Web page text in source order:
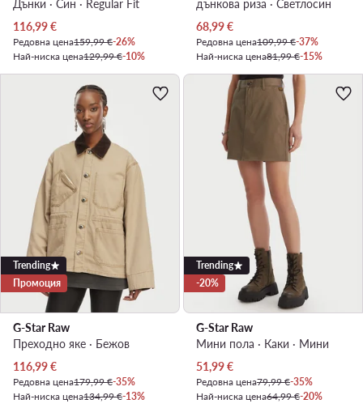
Дънки · Син · Regular Fit
Актуална цена
116,99€
Редовна цена159,99 €-26%
Най-ниска цена129,99 €-10%
дънкова риза · Светлосин
Актуална цена
68,99€
Редовна цена109,99 €-37%
Най-ниска цена81,99 €-15%
Trending
Промоция
G-Star Raw
Преходно яке · Бежов
Актуална цена
116,99€
Редовна цена179,99 €-35%
Най-ниска цена134,99 €-13%
Trending
-20%
G-Star Raw
Мини пола · Каки · Мини
Актуална цена
51,99€
Редовна цена79,99 €-35%
Най-ниска цена64,99 €-20%